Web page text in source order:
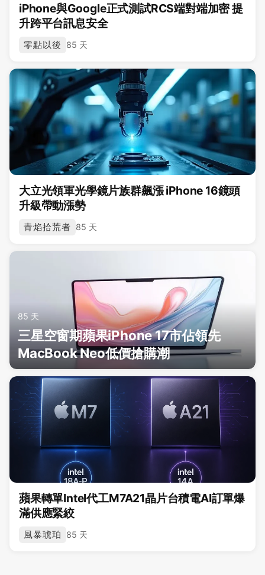
iPhone與Google正式測試RCS端對端加密 提
升跨平台訊息安全
零點以後 85 天
大立光領軍光學鏡片族群飆漲 iPhone 16鏡頭
升級帶動漲勢
青焰拾荒者 85 天
85 天
三星空窗期蘋果iPhone 17市佔領先
MacBook Neo低價搶購潮
蘋果轉單Intel代工M7A21晶片台積電AI訂單爆
滿供應緊絞
風暴琥珀 85 天